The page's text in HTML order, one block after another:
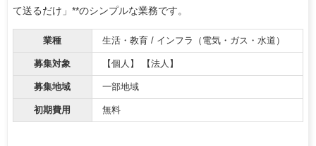
て送るだけ」**のシンプルな業務です。
業種 生活・教育 / インフラ（電気・ガス・水道）
募集対象 【個人】 【法人】
募集地域 一部地域
初期費用 無料